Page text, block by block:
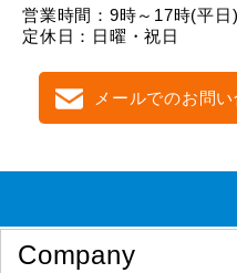
営業時間：9時～17時(平
定休日：日曜・祝日
メールでのお問
Company